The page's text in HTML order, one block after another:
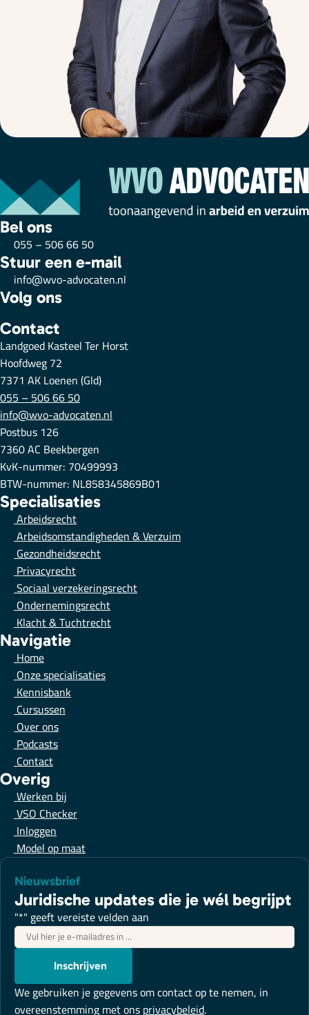
Bel ons
055 – 506 66 50
Stuur een e-mail
info@wvo-advocaten.nl
Volg ons
Contact
Landgoed Kasteel Ter Horst
Hoofdweg 72
7371 AK Loenen (Gld)
055 – 506 66 50
info@wvo-advocaten.nl
Postbus 126
7360 AC Beekbergen
KvK-nummer: 70499993
BTW-nummer: NL858345869B01
Specialisaties
Arbeidsrecht
Arbeidsomstandigheden & Verzuim
Gezondheidsrecht
Privacyrecht
Sociaal verzekeringsrecht
Ondernemingsrecht
Klacht & Tuchtrecht
Navigatie
Home
Onze specialisaties
Kennisbank
Cursussen
Over ons
Podcasts
Contact
Overig
Werken bij
VSO Checker
Inloggen
Model op maat
Nieuwsbrief
Juridische updates die je wél begrijpt
"*" geeft vereiste velden aan
E-
mailadres*
Inschrijven
We gebruiken je gegevens om contact op te nemen, in
overeenstemming met onsprivacybeleid.